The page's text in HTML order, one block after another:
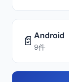
📄 Android
9件